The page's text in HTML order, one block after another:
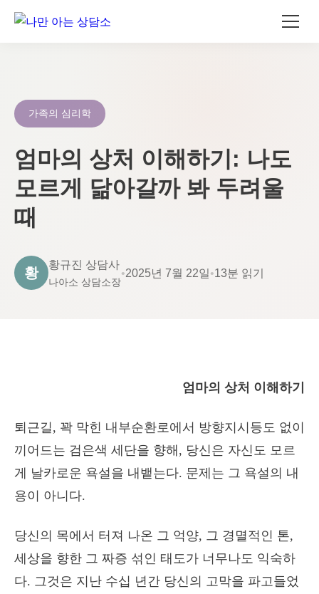
가족의 심리학
엄마의 상처 이해하기: 나도
모르게 닮아갈까 봐 두려울
때
황
황규진 상담사
나아소 상담소장
•2025년 7월 22일•13분 읽기
엄마의 상처 이해하기
퇴근길, 꽉 막힌 내부순환로에서 방향지시등도 없이
끼어드는 검은색 세단을 향해, 당신은 자신도 모르
게 날카로운 욕설을 내뱉는다. 문제는 그 욕설의 내
용이 아니다.
당신의 목에서 터져 나온 그 억양, 그 경멸적인 톤,
세상을 향한 그 짜증 섞인 태도가 너무나도 익숙하
다. 그것은 지난 수십 년간 당신의 고막을 파고들었